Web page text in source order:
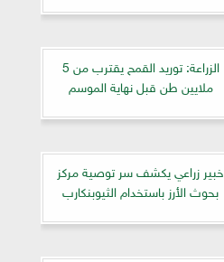
الزراعة: توريد القمح يقترب من 5
ملايين طن قبل نهاية الموسم
خبير زراعي يكشف سر توصية مركز
بحوث الأرز باستخدام الثيوبنكارب